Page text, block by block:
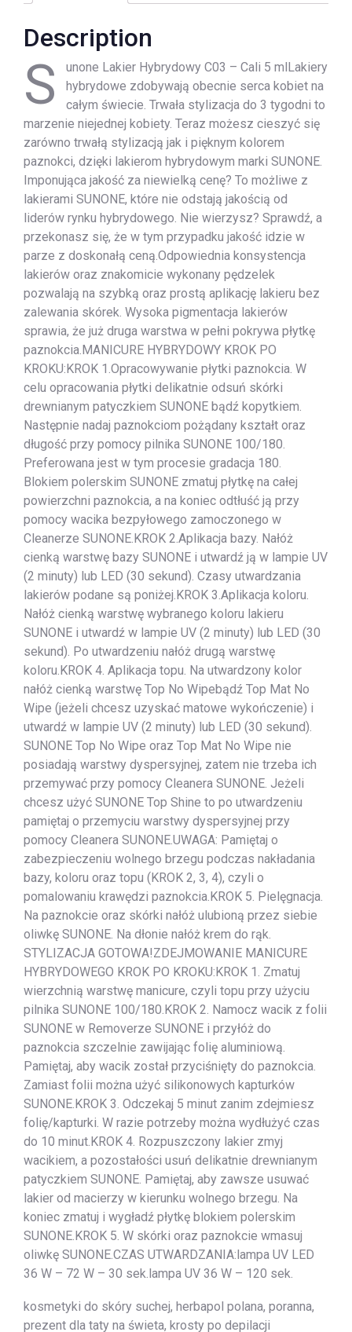
Description
S
unone Lakier Hybrydowy C03 – Cali 5 mlLakiery
hybrydowe zdobywają obecnie serca kobiet na
całym świecie. Trwała stylizacja do 3 tygodni to
marzenie niejednej kobiety. Teraz możesz cieszyć się
zarówno trwałą stylizacją jak i pięknym kolorem
paznokci, dzięki lakierom hybrydowym marki SUNONE.
Imponująca jakość za niewielką cenę? To możliwe z
lakierami SUNONE, które nie odstają jakością od
liderów rynku hybrydowego. Nie wierzysz? Sprawdź, a
przekonasz się, że w tym przypadku jakość idzie w
parze z doskonałą ceną.Odpowiednia konsystencja
lakierów oraz znakomicie wykonany pędzelek
pozwalają na szybką oraz prostą aplikację lakieru bez
zalewania skórek. Wysoka pigmentacja lakierów
sprawia, że już druga warstwa w pełni pokrywa płytkę
paznokcia.MANICURE HYBRYDOWY KROK PO
KROKU:KROK 1.Opracowywanie płytki paznokcia. W
celu opracowania płytki delikatnie odsuń skórki
drewnianym patyczkiem SUNONE bądź kopytkiem.
Następnie nadaj paznokciom pożądany kształt oraz
długość przy pomocy pilnika SUNONE 100/180.
Preferowana jest w tym procesie gradacja 180.
Blokiem polerskim SUNONE zmatuj płytkę na całej
powierzchni paznokcia, a na koniec odtłuść ją przy
pomocy wacika bezpyłowego zamoczonego w
Cleanerze SUNONE.KROK 2.Aplikacja bazy. Nałóż
cienką warstwę bazy SUNONE i utwardź ją w lampie UV
(2 minuty) lub LED (30 sekund). Czasy utwardzania
lakierów podane są poniżej.KROK 3.Aplikacja koloru.
Nałóż cienką warstwę wybranego koloru lakieru
SUNONE i utwardź w lampie UV (2 minuty) lub LED (30
sekund). Po utwardzeniu nałóż drugą warstwę
koloru.KROK 4. Aplikacja topu. Na utwardzony kolor
nałóż cienką warstwę Top No Wipebądź Top Mat No
Wipe (jeżeli chcesz uzyskać matowe wykończenie) i
utwardź w lampie UV (2 minuty) lub LED (30 sekund).
SUNONE Top No Wipe oraz Top Mat No Wipe nie
posiadają warstwy dyspersyjnej, zatem nie trzeba ich
przemywać przy pomocy Cleanera SUNONE. Jeżeli
chcesz użyć SUNONE Top Shine to po utwardzeniu
pamiętaj o przemyciu warstwy dyspersyjnej przy
pomocy Cleanera SUNONE.UWAGA: Pamiętaj o
zabezpieczeniu wolnego brzegu podczas nakładania
bazy, koloru oraz topu (KROK 2, 3, 4), czyli o
pomalowaniu krawędzi paznokcia.KROK 5. Pielęgnacja.
Na paznokcie oraz skórki nałóż ulubioną przez siebie
oliwkę SUNONE. Na dłonie nałóż krem do rąk.
STYLIZACJA GOTOWA!ZDEJMOWANIE MANICURE
HYBRYDOWEGO KROK PO KROKU:KROK 1. Zmatuj
wierzchnią warstwę manicure, czyli topu przy użyciu
pilnika SUNONE 100/180.KROK 2. Namocz wacik z folii
SUNONE w Removerze SUNONE i przyłóż do
paznokcia szczelnie zawijając folię aluminiową.
Pamiętaj, aby wacik został przyciśnięty do paznokcia.
Zamiast folii można użyć silikonowych kapturków
SUNONE.KROK 3. Odczekaj 5 minut zanim zdejmiesz
folię/kapturki. W razie potrzeby można wydłużyć czas
do 10 minut.KROK 4. Rozpuszczony lakier zmyj
wacikiem, a pozostałości usuń delikatnie drewnianym
patyczkiem SUNONE. Pamiętaj, aby zawsze usuwać
lakier od macierzy w kierunku wolnego brzegu. Na
koniec zmatuj i wygładź płytkę blokiem polerskim
SUNONE.KROK 5. W skórki oraz paznokcie wmasuj
oliwkę SUNONE.CZAS UTWARDZANIA:lampa UV LED
36 W – 72 W – 30 sek.lampa UV 36 W – 120 sek.
kosmetyki do skóry suchej, herbapol polana, poranna,
prezent dla taty na świeta, krosty po depilacji